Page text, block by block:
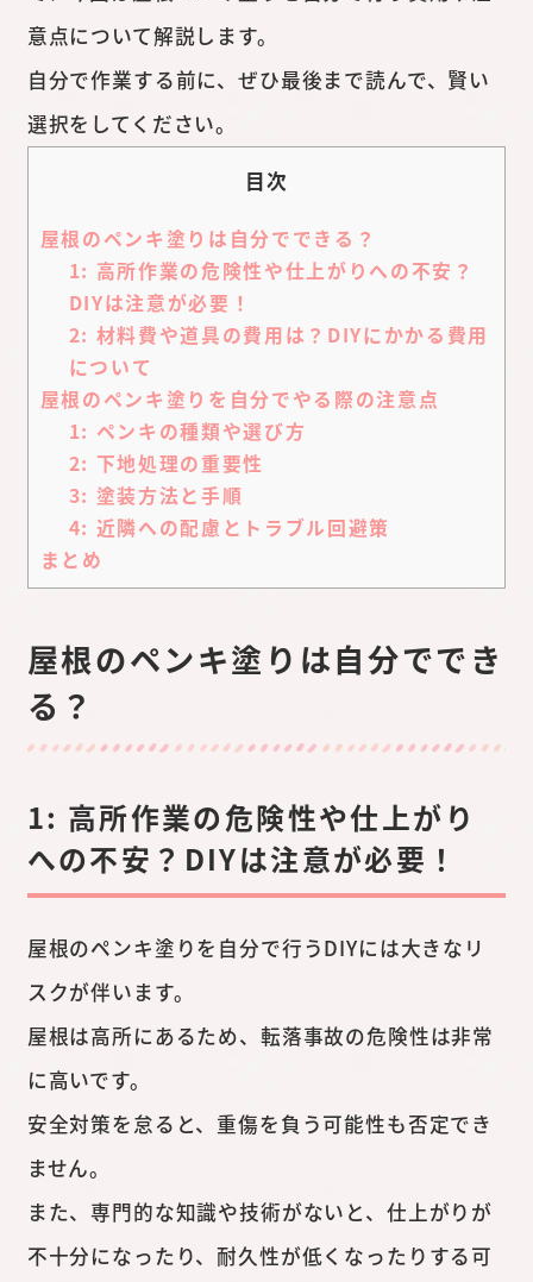
意点について解説します。
自分で作業する前に、ぜひ最後まで読んで、賢い
選択をしてください。
目次
屋根のペンキ塗りは自分でできる？
1: 高所作業の危険性や仕上がりへの不安？
DIYは注意が必要！
2: 材料費や道具の費用は？DIYにかかる費用
について
屋根のペンキ塗りを自分でやる際の注意点
1: ペンキの種類や選び方
2: 下地処理の重要性
3: 塗装方法と手順
4: 近隣への配慮とトラブル回避策
まとめ
屋根のペンキ塗りは自分ででき
る？
1: 高所作業の危険性や仕上がり
への不安？DIYは注意が必要！
屋根のペンキ塗りを自分で行うDIYには大きなリ
スクが伴います。
屋根は高所にあるため、転落事故の危険性は非常
に高いです。
安全対策を怠ると、重傷を負う可能性も否定でき
ません。
また、専門的な知識や技術がないと、仕上がりが
不十分になったり、耐久性が低くなったりする可